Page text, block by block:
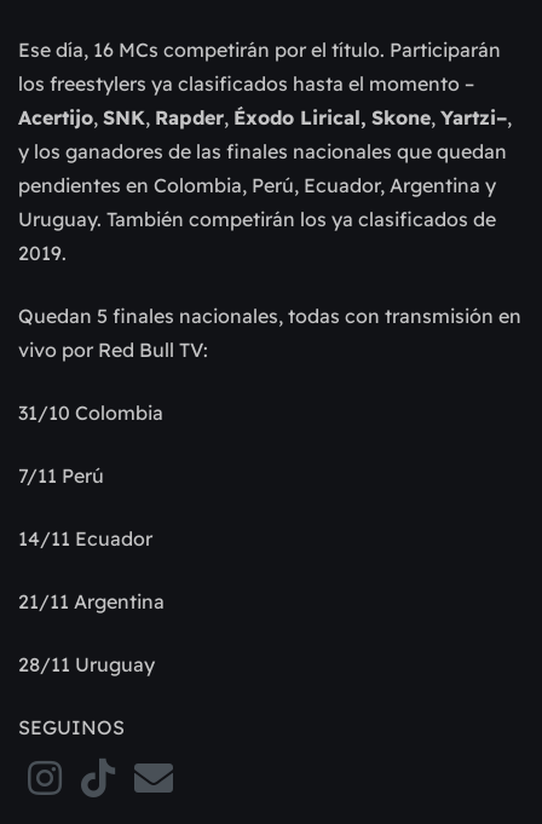
Ese día, 16 MCs competirán por el título. Participarán
los freestylers ya clasificados hasta el momento –
Acertijo, SNK, Rapder, Éxodo Lirical, Skone, Yartzi–,
y los ganadores de las finales nacionales que quedan
pendientes en Colombia, Perú, Ecuador, Argentina y
Uruguay. También competirán los ya clasificados de
2019.
Quedan 5 finales nacionales, todas con transmisión en
vivo por Red Bull TV:
31/10 Colombia
7/11 Perú
14/11 Ecuador
21/11 Argentina
28/11 Uruguay
SEGUINOS